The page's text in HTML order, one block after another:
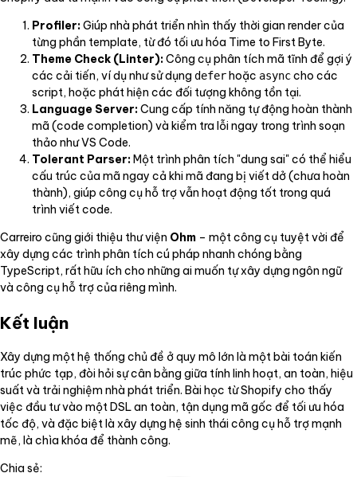
Profiler:Giúp nhà phát triển nhìn thấy thời gian render của
từng phần template, từ đó tối ưu hóa Time to First Byte.
Theme Check (Linter):Công cụ phân tích mã tĩnh để gợi ý
các cải tiến, ví dụ như sử dụng deferhoặc asynccho các
script, hoặc phát hiện các đối tượng không tồn tại.
Language Server:Cung cấp tính năng tự động hoàn thành
mã (code completion) và kiểm tra lỗi ngay trong trình soạn
thảo như VS Code.
Tolerant Parser:Một trình phân tích "dung sai" có thể hiểu
cấu trúc của mã ngay cả khi mã đang bị viết dở (chưa hoàn
thành), giúp công cụ hỗ trợ vẫn hoạt động tốt trong quá
trình viết code.
Carreiro cũng giới thiệu thư viện Ohm – một công cụ tuyệt vời để
xây dựng các trình phân tích cú pháp nhanh chóng bằng
TypeScript, rất hữu ích cho những ai muốn tự xây dựng ngôn ngữ
và công cụ hỗ trợ của riêng mình.
Kết luận
Xây dựng một hệ thống chủ đề ở quy mô lớn là một bài toán kiến
trúc phức tạp, đòi hỏi sự cân bằng giữa tính linh hoạt, an toàn, hiệu
suất và trải nghiệm nhà phát triển. Bài học từ Shopify cho thấy
việc đầu tư vào một DSL an toàn, tận dụng mã gốc để tối ưu hóa
tốc độ, và đặc biệt là xây dựng hệ sinh thái công cụ hỗ trợ mạnh
mẽ, là chìa khóa để thành công.
Chia sẻ: